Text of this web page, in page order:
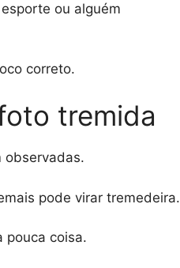
ou alguém
correto.
tremida
observadas.
pode virar tremedeira.
pouca coisa.